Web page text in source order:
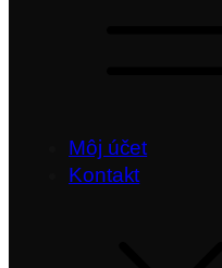
Môj účet
Kontakt